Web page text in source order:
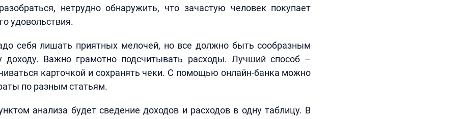
нетрудно обнаружить, что зачастую человек покупает
удовольствия.
себя лишать приятных мелочей, но все должно быть сообразным
доходу. Важно грамотно подсчитывать расходы. Лучший способ –
карточкой и сохранять чеки. С помощью онлайн-банка можно
по разным статьям.
анализа будет сведение доходов и расходов в одну таблицу. В